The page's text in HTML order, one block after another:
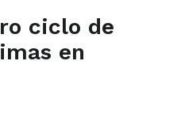
ciclo de
en